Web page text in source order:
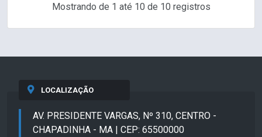
Mostrando de 1 até 10 de 10 registros
LOCALIZAÇÃO
AV. PRESIDENTE VARGAS, Nº 310, CENTRO -
CHAPADINHA - MA | CEP: 65500000